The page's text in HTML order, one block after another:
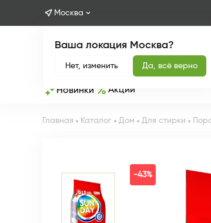
Москва
Ваша локация Москва?
Нет, изменить Да, всё верно
Новинки Акции
Главная Каталог Дом Для стирки
-43%